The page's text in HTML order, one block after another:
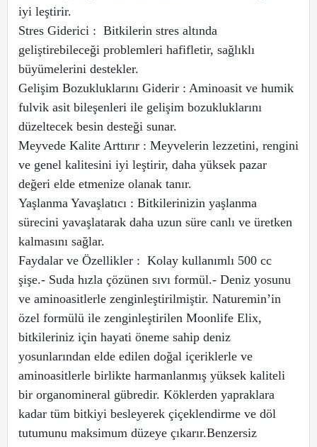
iyi leştirir.
Stres Giderici : Bitkilerin stres altında
geliştirebileceği problemleri hafifletir, sağlıklı
büyümelerini destekler.
Gelişim Bozukluklarını Giderir : Aminoasit ve humik
fulvik asit bileşenleri ile gelişim bozukluklarını
düzeltecek besin desteği sunar.
Meyvede Kalite Arttırır : Meyvelerin lezzetini, rengini
ve genel kalitesini iyi leştirir, daha yüksek pazar
değeri elde etmenize olanak tanır.
Yaşlanma Yavaşlatıcı : Bitkilerinizin yaşlanma
sürecini yavaşlatarak daha uzun süre canlı ve üretken
kalmasını sağlar.
Faydalar ve Özellikler : Kolay kullanımlı 500 cc
şişe.- Suda hızla çözünen sıvı formül.- Deniz yosunu
ve aminoasitlerle zenginleştirilmiştir. Naturemin’in
özel formülü ile zenginleştirilen Moonlife Elix,
bitkileriniz için hayati öneme sahip deniz
yosunlarından elde edilen doğal içeriklerle ve
aminoasitlerle birlikte harmanlanmış yüksek kaliteli
bir organomineral gübredir. Köklerden yapraklara
kadar tüm bitkiyi besleyerek çiçeklendirme ve döl
tutumunu maksimum düzeye çıkarır.Benzersiz